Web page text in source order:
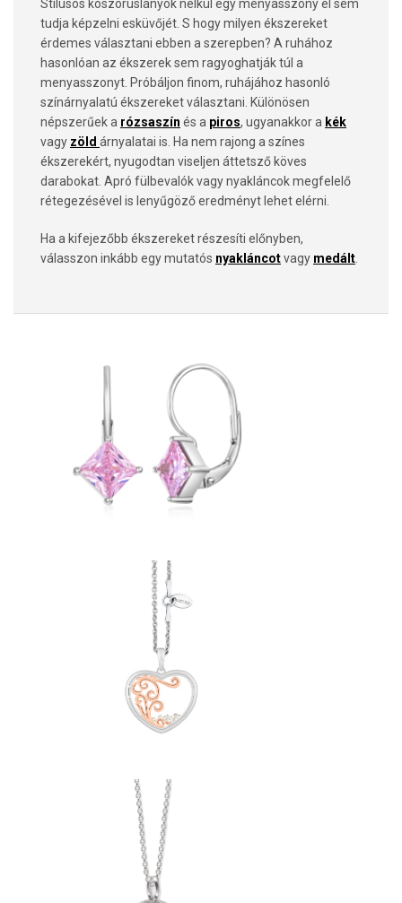
Stílusos koszorúslányok nélkül egy menyasszony el sem
tudja képzelni esküvőjét. S hogy milyen ékszereket
érdemes választani ebben a szerepben? A ruhához
hasonlóan az ékszerek sem ragyoghatják túl a
menyasszonyt. Próbáljon finom, ruhájához hasonló
színárnyalatú ékszereket választani. Különösen
népszerűek a rózsaszín és a piros, ugyanakkor a kék
vagy zöld árnyalatai is. Ha nem rajong a színes
ékszerekért, nyugodtan viseljen áttetsző köves
darabokat. Apró fülbevalók vagy nyakláncok megfelelő
rétegezésével is lenyűgöző eredményt lehet elérni.
Ha a kifejezőbb ékszereket részesíti előnyben,
válasszon inkább egy mutatós nyakláncotvagy medált